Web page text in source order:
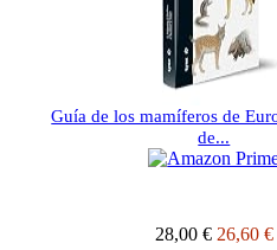
Guía de los mamíferos de
de...
28,00 € 26,60 €